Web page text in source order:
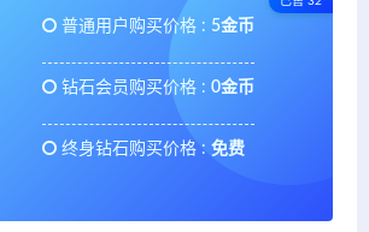
普通用户购买价格 : 5金币
钻石会员购买价格 : 0金币
终身钻石购买价格 : 免费